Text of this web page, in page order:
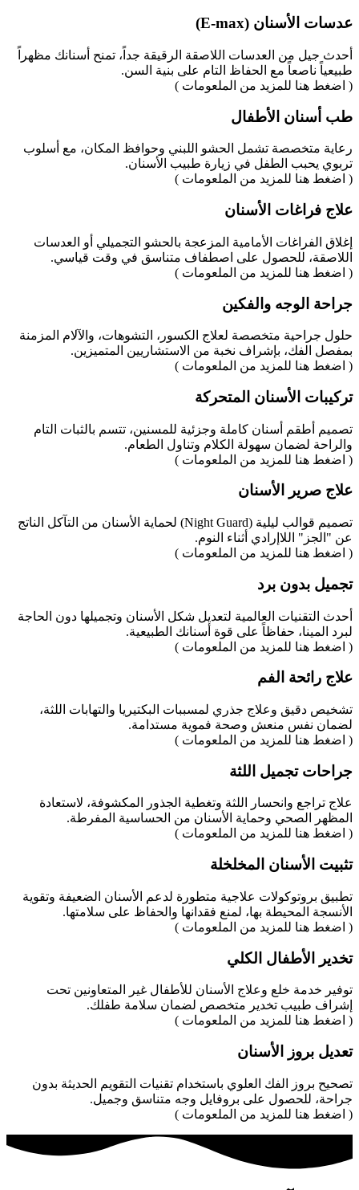
عدسات الأسنان (E-max)
أحدث جيل من العدسات اللاصقة الرقيقة جداً، تمنح أسنانك مظهراً
طبيعياً ناصعاً مع الحفاظ التام على بنية السن.
( اضغط هنا للمزيد من الملعومات )
طب أسنان الأطفال
رعاية متخصصة تشمل الحشو اللبني وحوافظ المكان، مع أسلوب
تربوي يحبب الطفل في زيارة طبيب الأسنان.
( اضغط هنا للمزيد من الملعومات )
علاج فراغات الأسنان
إغلاق الفراغات الأمامية المزعجة بالحشو التجميلي أو العدسات
اللاصقة، للحصول على اصطفاف متناسق في وقت قياسي.
( اضغط هنا للمزيد من الملعومات )
جراحة الوجه والفكين
حلول جراحية متخصصة لعلاج الكسور، التشوهات، والآلام المزمنة
بمفصل الفك، بإشراف نخبة من الاستشاريين المتميزين.
( اضغط هنا للمزيد من الملعومات )
تركيبات الأسنان المتحركة
تصميم أطقم أسنان كاملة وجزئية للمسنين، تتسم بالثبات التام
والراحة لضمان سهولة الكلام وتناول الطعام.
( اضغط هنا للمزيد من الملعومات )
علاج صرير الأسنان
تصميم قوالب ليلية (Night Guard) لحماية الأسنان من التآكل الناتج
عن "الجز" اللاإرادي أثناء النوم.
( اضغط هنا للمزيد من الملعومات )
تجميل بدون برد
أحدث التقنيات العالمية لتعديل شكل الأسنان وتجميلها دون الحاجة
لبرد المينا، حفاظاً على قوة أسنانك الطبيعية.
( اضغط هنا للمزيد من الملعومات )
علاج رائحة الفم
تشخيص دقيق وعلاج جذري لمسببات البكتيريا والتهابات اللثة،
لضمان نفس منعش وصحة فموية مستدامة.
( اضغط هنا للمزيد من الملعومات )
جراحات تجميل اللثة
علاج تراجع وانحسار اللثة وتغطية الجذور المكشوفة، لاستعادة
المظهر الصحي وحماية الأسنان من الحساسية المفرطة.
( اضغط هنا للمزيد من الملعومات )
تثبيت الأسنان المخلخلة
تطبيق بروتوكولات علاجية متطورة لدعم الأسنان الضعيفة وتقوية
الأنسجة المحيطة بها، لمنع فقدانها والحفاظ على سلامتها.
( اضغط هنا للمزيد من الملعومات )
تخدير الأطفال الكلي
توفير خدمة خلع وعلاج الأسنان للأطفال غير المتعاونين تحت
إشراف طبيب تخدير متخصص لضمان سلامة طفلك.
( اضغط هنا للمزيد من الملعومات )
تعديل بروز الأسنان
تصحيح بروز الفك العلوي باستخدام تقنيات التقويم الحديثة بدون
جراحة، للحصول على بروفايل وجه متناسق وجميل.
( اضغط هنا للمزيد من الملعومات )